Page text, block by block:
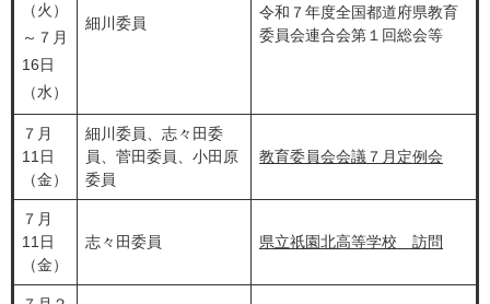
（火）
～７月
16日
（水）
細川委員
令和７年度全国都道府県教育
委員会連合会第１回総会等
７月
11日
（金）
細川委員、志々田委
員、菅田委員、小田原
委員
教育委員会会議７月定例会
７月
11日
（金）
志々田委員 県立祇園北高等学校 訪問